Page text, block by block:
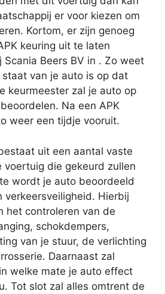
er voor kiezen om
Kortom, er zijn genoeg
keuring uit te laten
Scania Beers BV in . Zo weet
van je auto is op dat
keurmeester zal je auto op
Na een APK
weer een tijdje vooruit.
uit een aantal vaste
voertuig die gekeurd zullen
wordt je auto beoordeeld
verkeersveiligheid. Hierbij
het controleren van de
schokdempers,
van je stuur, de verlichting
Daarnaast zal
welke mate je auto effect
Tot slot zal alles omtrent de